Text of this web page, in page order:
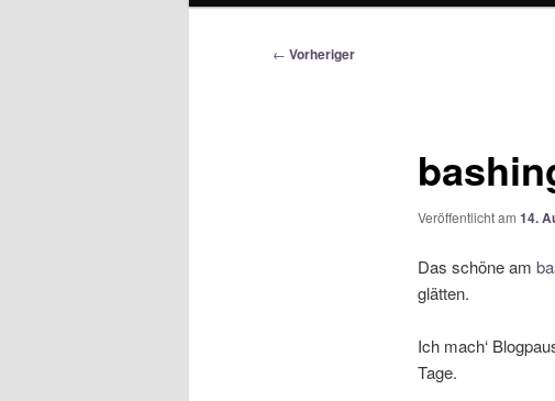
Beitragsnavigation
← Vorheriger
Veröffentlicht am 14.
Das schöne am
glätten.
Ich mach‘
Tage.